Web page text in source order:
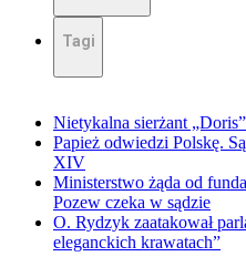
Tagi
Nietykalna sierżant
Papież odwiedzi Polskę.
XIV
Ministerstwo żąda od
Pozew czeka w sądzie
O. Rydzyk zaatakował
eleganckich krawatach”